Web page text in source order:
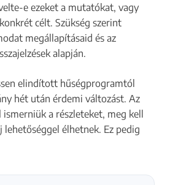
e ezeket a mutatókat, vagy
célt. Szükség szerint
megállapításaid és az
alapján.
elindított hűségprogramtól
hét után érdemi változást. Az
a részleteket, meg kell
élhetnek. Ez pedig